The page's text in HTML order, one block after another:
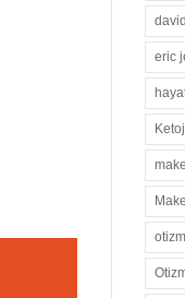
eric
otizm